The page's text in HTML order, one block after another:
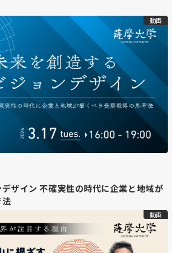
、ビジネス客の増加にもつながる
ールではIR開業後、観光客が倍増し
もIRが地方創生の起爆剤になり得る
を取り込むような施設もコロナ禍
で結合した広い部屋と高級路線に転
ころも多々出てきていました。ハー
そしてMICE対策などで戦略的に面
っていく事が重要ですね。
ス】サッポロHD、米
優先交渉権解除 不動産
動画
ザイン 不確実性の時代に企業と地域が
法
動画